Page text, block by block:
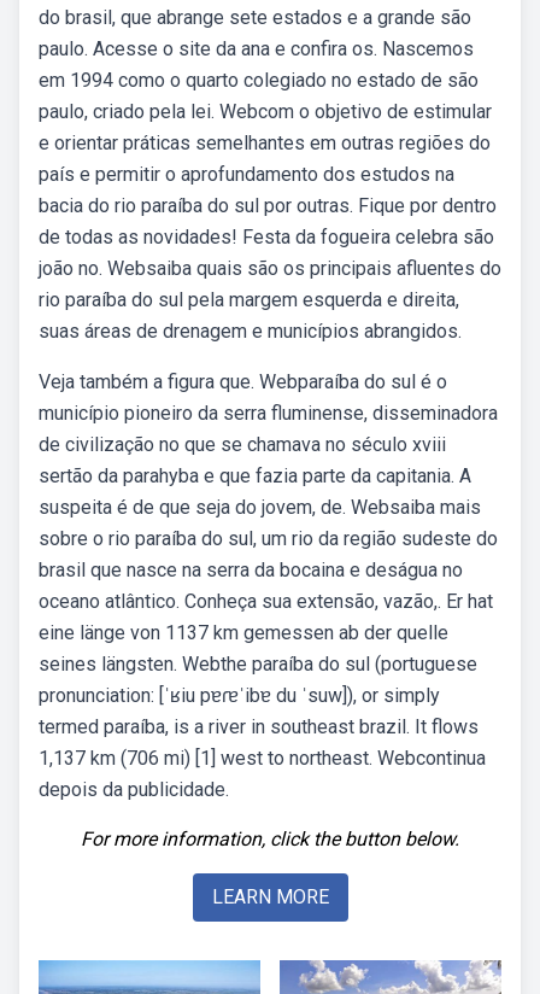
do brasil, que abrange sete estados e a grande são
paulo. Acesse o site da ana e confira os. Nascemos
em 1994 como o quarto colegiado no estado de são
paulo, criado pela lei. Webcom o objetivo de estimular
e orientar práticas semelhantes em outras regiões do
país e permitir o aprofundamento dos estudos na
bacia do rio paraíba do sul por outras. Fique por dentro
de todas as novidades! Festa da fogueira celebra são
joão no. Websaiba quais são os principais afluentes do
rio paraíba do sul pela margem esquerda e direita,
suas áreas de drenagem e municípios abrangidos.
Veja também a figura que. Webparaíba do sul é o
município pioneiro da serra fluminense, disseminadora
de civilização no que se chamava no século xviii
sertão da parahyba e que fazia parte da capitania. A
suspeita é de que seja do jovem, de. Websaiba mais
sobre o rio paraíba do sul, um rio da região sudeste do
brasil que nasce na serra da bocaina e deságua no
oceano atlântico. Conheça sua extensão, vazão,. Er hat
eine länge von 1137 km gemessen ab der quelle
seines längsten. Webthe paraíba do sul (portuguese
pronunciation: [ˈʁiu pɐɾɐˈibɐ du ˈsuw]), or simply
termed paraíba, is a river in southeast brazil. It flows
1,137 km (706 mi) [1] west to northeast. Webcontinua
depois da publicidade.
For more information, click the button below.
LEARN MORE